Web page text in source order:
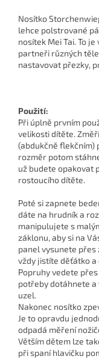
Nosítko
lehce polstrované
nosítek Mei Tai. To
partneři různých
nastavovat přezky,
Použití:
Při úplně prvním
velikosti dítěte.
(abdukčně flekčním)
rozměr potom
už budete opakovat
rostoucího dítěte.
Poté si zapnete
dáte na hrudník a
manipulujete s
záklonu, aby si na
panel vysunete přes
vždy jistíte děťátko
Popruhy vedete
potřeby dotáhnete a
uzel.
Nakonec nosítko
Je to opravdu
odpadá měření
Větším dětem lze
při spaní hlavičku